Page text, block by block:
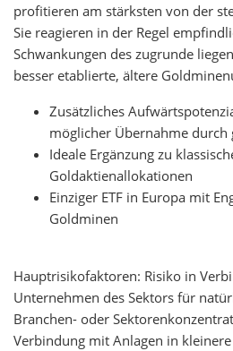
profitieren am stärksten von der
Sie reagieren in der Regel
Schwankungen des zugrunde
besser etablierte, ältere
Zusätzliches
möglicher Übernahme durch
Ideale Ergänzung zu
Goldaktienallokationen
Einziger ETF in Europa mit
Goldminen
Hauptrisikofaktoren: Risiko in
Unternehmen des Sektors für
Branchen- oder
Verbindung mit Anlagen in